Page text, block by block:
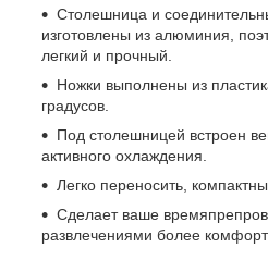
Столешница и
изготовлены из алюминия,
легкий и прочный.
Ножки выполнены из
градусов.
Под столешницей встроен
активного охлаждения.
Легко переносить,
Сделает ваше
развлечениями более